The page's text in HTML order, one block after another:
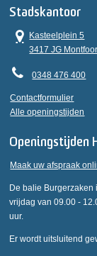
Stadskantoor
Kasteelplein 5
3417 JG
0348 476 400
Contactformulier
Alle openingstijden
Openingstijden
Maak uw afspraak
De balie Burgerzaken
vrijdag van 09.00 -
uur.
Er wordt uitsluitend